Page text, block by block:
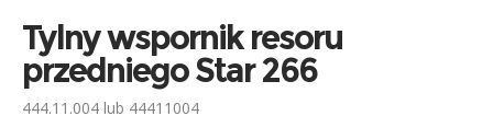
Tylny wspornik resoru
przedniego Star 266
444.11.004 lub 44411004